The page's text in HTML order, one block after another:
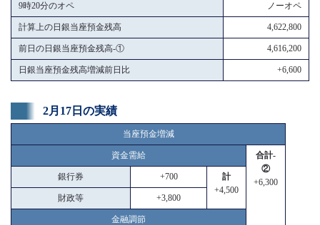
9時20分のオペ ノーオペ
計算上の日銀当座預金残高 4,622,800
前日の日銀当座預金残高-① 4,616,200
日銀当座預金残高増減前日比 +6,600
2月17日の実績
当座預金増減
資金需給
合計-
②
+6,300
銀行券 +700
計
+4,500
財政等 +3,800
金融調節